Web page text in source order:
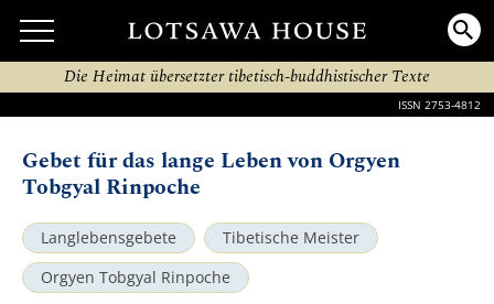
Die Heimat übersetzter tibetisch-buddhistischer Texte
ISSN 2753-4812
Gebet für das lange Leben von Orgyen
Tobgyal Rinpoche
Langlebensgebete
Tibetische Meister
Orgyen Tobgyal Rinpoche